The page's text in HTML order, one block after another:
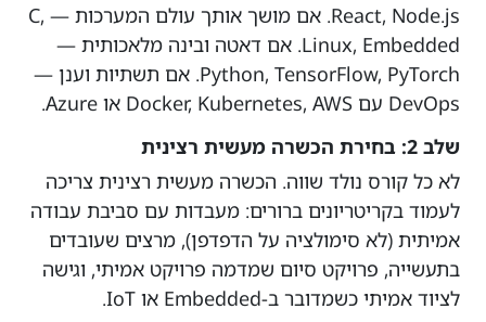
React, Node.js. אם מושך אותך עולם המערכות — C,
Linux, Embedded. אם דאטה ובינה מלאכותית —
Python, TensorFlow, PyTorch. אם תשתיות וענן —
DevOps עם Docker, Kubernetes, AWS או Azure.
שלב 2: בחירת הכשרה מעשית רצינית
לא כל קורס נולד שווה. הכשרה מעשית רצינית צריכה
לעמוד בקריטריונים ברורים: מעבדות עם סביבת עבודה
אמיתית (לא סימולציה על הדפדפן), מרצים שעובדים
בתעשייה, פרויקט סיום שמדמה פרויקט אמיתי, וגישה
לציוד אמיתי כשמדובר ב-Embedded או IoT.